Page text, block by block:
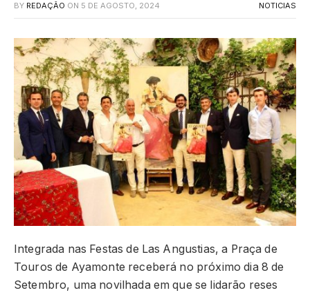
BY REDAÇÃO ON 5 DE AGOSTO, 2024 NOTICIAS
Integrada nas Festas de Las Angustias, a Praça de
Touros de Ayamonte receberá no próximo dia 8 de
Setembro, uma novilhada em que se lidarão reses